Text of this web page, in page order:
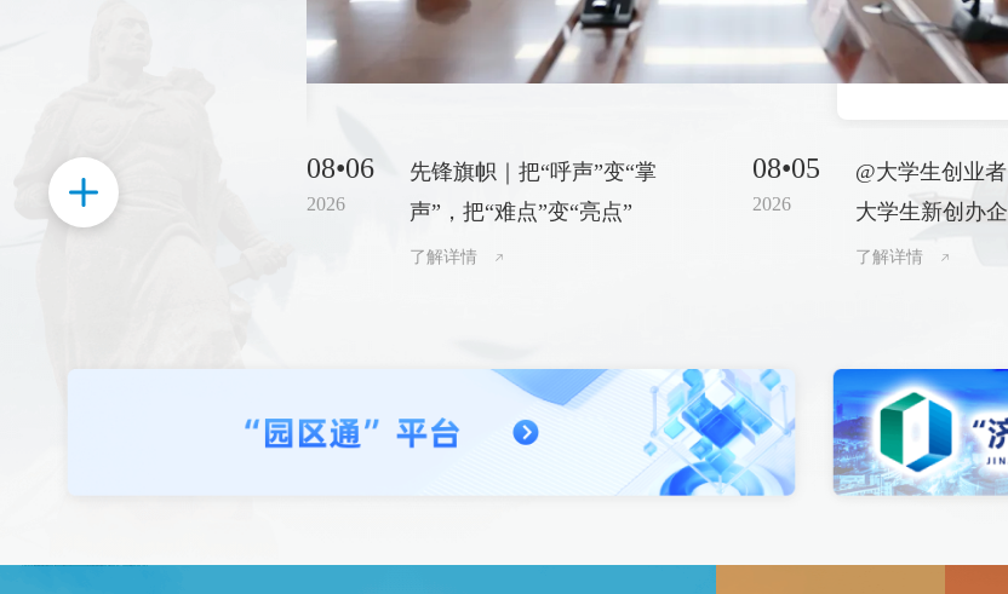
08•06
2026
先锋旗帜｜把“呼声”变“掌
声”，把“难点”变“亮点”
了解详情
08•05
2026
@大学生创业
大学生新创办
申请
了解详情